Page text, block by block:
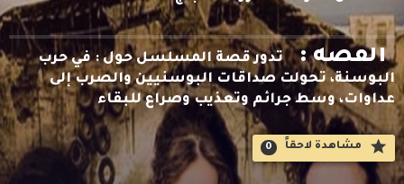
القصه : تدور قصة المسلسل حول : في حرب
البوسنة، تحولت صداقات البوسنيين والصرب إلى
عداوات، وسط جرائم وتعذيب وصراع للبقاء
مشاهدة لاحقاََ 0